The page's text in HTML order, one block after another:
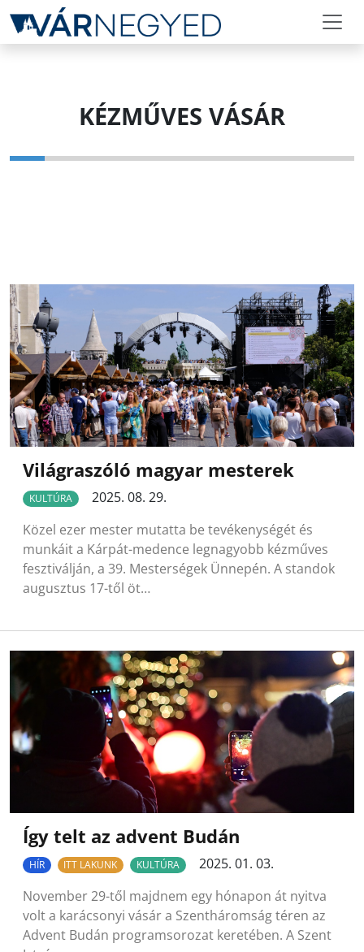
KÉZMŰVES VÁSÁR
Világraszóló magyar mesterek
KULTÚRA
2025. 08. 29.
Közel ezer mester mutatta be tevékenységét és
munkáit a Kárpát-medence legnagyobb kézműves
fesztiválján, a 39. Mesterségek Ünnepén. A standok
augusztus 17-től öt…
Így telt az advent Budán
HÍR ITT LAKUNK KULTÚRA
2025. 01. 03.
November 29-től majdnem egy hónapon át nyitva
volt a karácsonyi vásár a Szentháromság téren az
Advent Budán programsorozat keretében. A Szent